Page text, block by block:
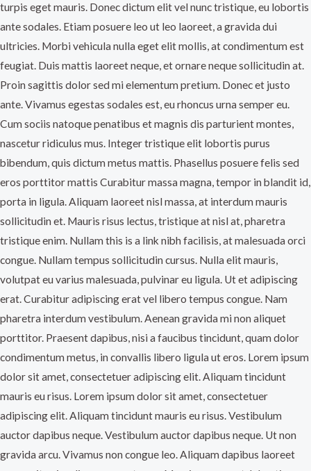
turpis eget mauris. Donec dictum elit vel nunc tristique, eu lobortis
ante sodales. Etiam posuere leo ut leo laoreet, a gravida dui
ultricies. Morbi vehicula nulla eget elit mollis, at condimentum est
feugiat. Duis mattis laoreet neque, et ornare neque sollicitudin at.
Proin sagittis dolor sed mi elementum pretium. Donec et justo
ante. Vivamus egestas sodales est, eu rhoncus urna semper eu.
Cum sociis natoque penatibus et magnis dis parturient montes,
nascetur ridiculus mus. Integer tristique elit lobortis purus
bibendum, quis dictum metus mattis. Phasellus posuere felis sed
eros porttitor mattis Curabitur massa magna, tempor in blandit id,
porta in ligula. Aliquam laoreet nisl massa, at interdum mauris
sollicitudin et. Mauris risus lectus, tristique at nisl at, pharetra
tristique enim. Nullam this is a link nibh facilisis, at malesuada orci
congue. Nullam tempus sollicitudin cursus. Nulla elit mauris,
volutpat eu varius malesuada, pulvinar eu ligula. Ut et adipiscing
erat. Curabitur adipiscing erat vel libero tempus congue. Nam
pharetra interdum vestibulum. Aenean gravida mi non aliquet
porttitor. Praesent dapibus, nisi a faucibus tincidunt, quam dolor
condimentum metus, in convallis libero ligula ut eros. Lorem ipsum
dolor sit amet, consectetuer adipiscing elit. Aliquam tincidunt
mauris eu risus. Lorem ipsum dolor sit amet, consectetuer
adipiscing elit. Aliquam tincidunt mauris eu risus. Vestibulum
auctor dapibus neque. Vestibulum auctor dapibus neque. Ut non
gravida arcu. Vivamus non congue leo. Aliquam dapibus laoreet